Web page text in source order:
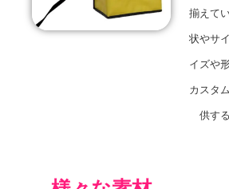
揃えて
状やサ
イズや
カスタ
供す